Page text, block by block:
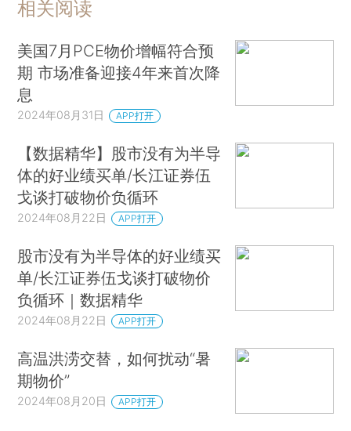
相关阅读
美国7月PCE物价增幅符合预
期 市场准备迎接4年来首次降
息
2024年08月31日 APP打开
【数据精华】股市没有为半导
体的好业绩买单/长江证券伍
戈谈打破物价负循环
2024年08月22日 APP打开
股市没有为半导体的好业绩买
单/长江证券伍戈谈打破物价
负循环｜数据精华
2024年08月22日 APP打开
高温洪涝交替，如何扰动“暑
期物价”
2024年08月20日 APP打开